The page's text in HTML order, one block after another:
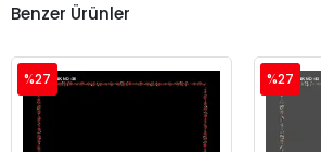
Benzer Ürünler
%27 %27